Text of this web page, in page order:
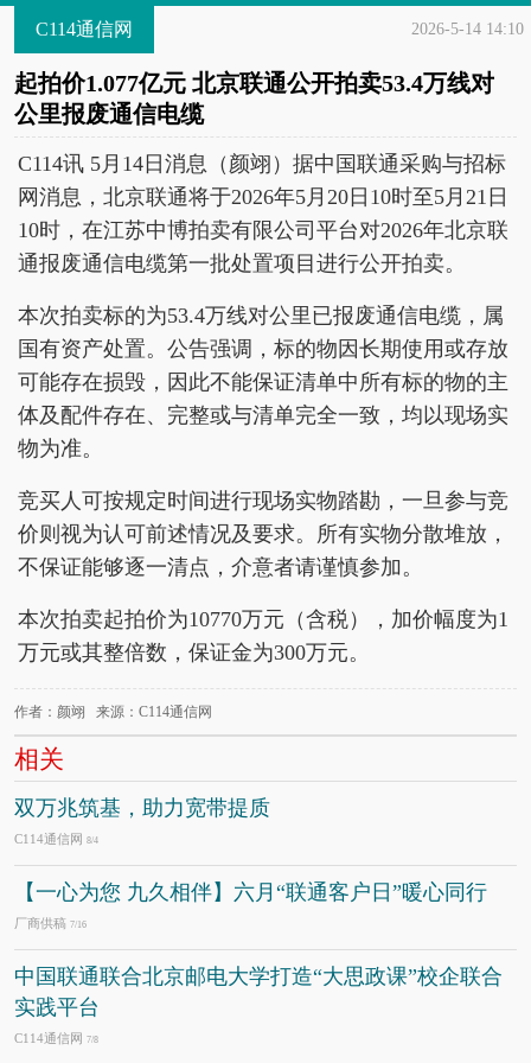
C114通信网 2026-5-14 14:10
起拍价1.077亿元 北京联通公开拍卖53.4万线对
公里报废通信电缆
C114讯 5月14日消息（颜翊）据中国联通采购与招标
网消息，北京联通将于2026年5月20日10时至5月21日
10时，在江苏中博拍卖有限公司平台对2026年北京联
通报废通信电缆第一批处置项目进行公开拍卖。
本次拍卖标的为53.4万线对公里已报废通信电缆，属
国有资产处置。公告强调，标的物因长期使用或存放
可能存在损毁，因此不能保证清单中所有标的物的主
体及配件存在、完整或与清单完全一致，均以现场实
物为准。
竞买人可按规定时间进行现场实物踏勘，一旦参与竞
价则视为认可前述情况及要求。所有实物分散堆放，
不保证能够逐一清点，介意者请谨慎参加。
本次拍卖起拍价为10770万元（含税），加价幅度为1
万元或其整倍数，保证金为300万元。
作者：颜翊 来源：C114通信网
相关
双万兆筑基，助力宽带提质
C114通信网 8/4
【一心为您 九久相伴】六月“联通客户日”暖心同行
厂商供稿 7/16
中国联通联合北京邮电大学打造“大思政课”校企联合
实践平台
C114通信网 7/8